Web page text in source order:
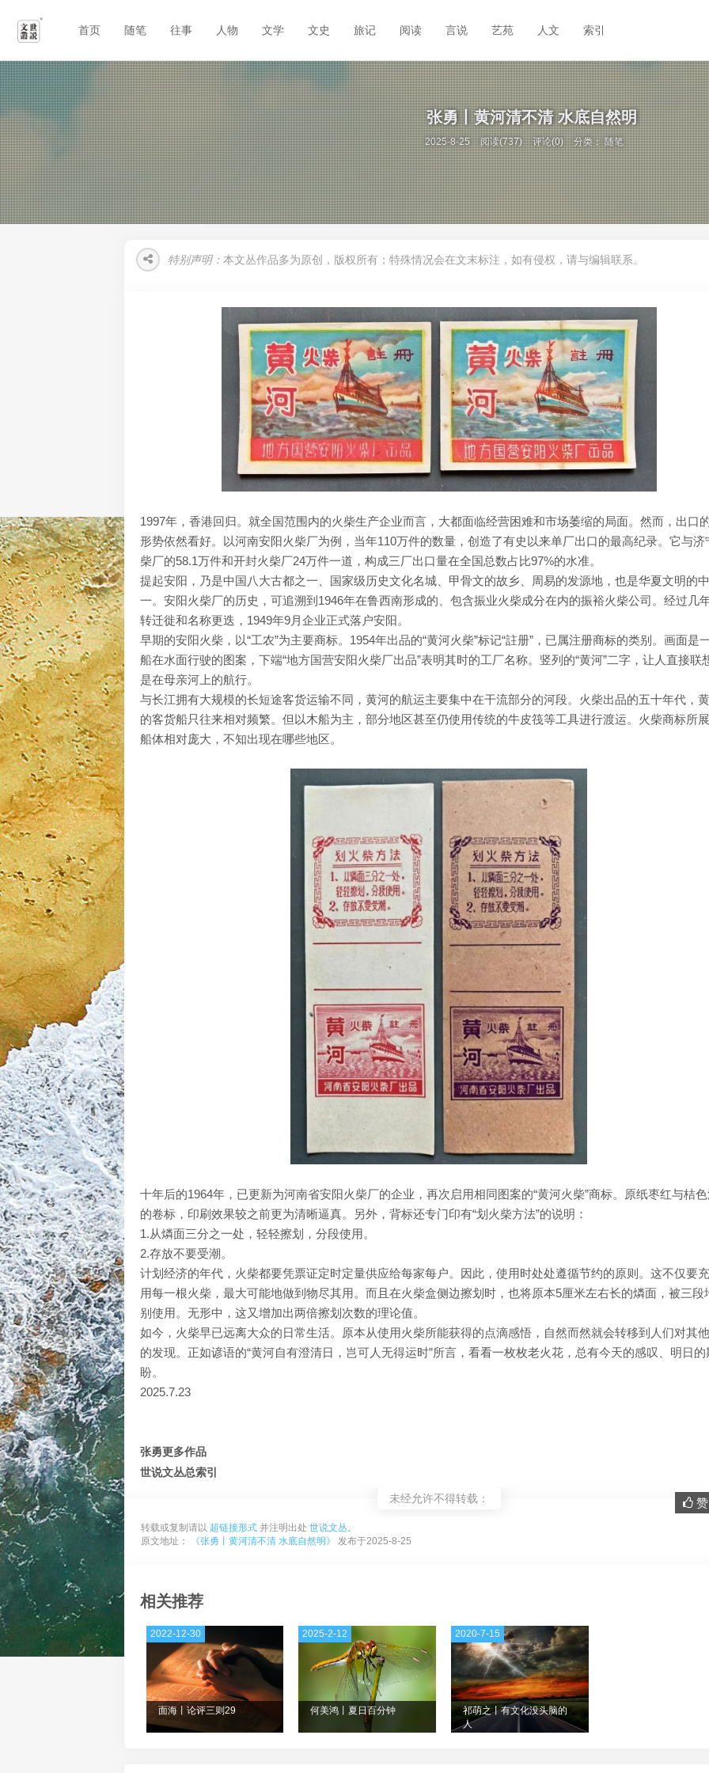
首页 随笔 往事 人物 文学 文史 旅记 阅读 言说 艺苑 人文 索引
张勇丨黄河清不清 水底自然明
2025-8-25 阅读(737) 评论(0) 分类：随笔
特别声明： 本文丛作品多为原创，版权所有；特殊情况会在文末标注，如有侵权，请与编辑联系。
1997年，香港回归。就全国范围内的火柴生产企业而言，大都面临经营困难和市场萎缩的局面。然而，出口
形势依然看好。以河南安阳火柴厂为例，当年110万件的数量，创造了有史以来单厂出口的最高纪录。它与济
柴厂的58.1万件和开封火柴厂24万件一道，构成三厂出口量在全国总数占比97%的水准。
提起安阳，乃是中国八大古都之一、国家级历史文化名城、甲骨文的故乡、周易的发源地，也是华夏文明的
一。安阳火柴厂的历史，可追溯到1946年在鲁西南形成的、包含振业火柴成分在内的振裕火柴公司。经过几
转迁徙和名称更迭，1949年9月企业正式落户安阳。
早期的安阳火柴，以“工农”为主要商标。1954年出品的“黄河火柴”标记“註册”，已属注册商标的类别。画面是
船在水面行驶的图案，下端“地方国营安阳火柴厂出品”表明其时的工厂名称。竖列的“黄河”二字，让人直接联
是在母亲河上的航行。
与长江拥有大规模的长短途客货运输不同，黄河的航运主要集中在干流部分的河段。火柴出品的五十年代，
的客货船只往来相对频繁。但以木船为主，部分地区甚至仍使用传统的牛皮筏等工具进行渡运。火柴商标所
船体相对庞大，不知出现在哪些地区。
十年后的1964年，已更新为河南省安阳火柴厂的企业，再次启用相同图案的“黄河火柴”商标。原纸枣红与桔
的卷标，印刷效果较之前更为清晰逼真。另外，背标还专门印有“划火柴方法”的说明：
1.从燐面三分之一处，轻轻擦划，分段使用。
2.存放不要受潮。
计划经济的年代，火柴都要凭票证定时定量供应给每家每户。因此，使用时处处遵循节约的原则。这不仅要
用每一根火柴，最大可能地做到物尽其用。而且在火柴盒侧边擦划时，也将原本5厘米左右长的燐面，被三段
别使用。无形中，这又增加出两倍擦划次数的理论值。
如今，火柴早已远离大众的日常生活。原本从使用火柴所能获得的点滴感悟，自然而然就会转移到人们对其
的发现。正如谚语的“黄河自有澄清日，岂可人无得运时”所言，看看一枚枚老火花，总有今天的感叹、明日的
盼。
2025.7.23
张勇更多作品
世说文丛总索引
未经允许不得转载：
转载或复制请以 超链接形式 并注明出处 世说文丛。
原文地址：
《张勇丨黄河清不清 水底自然明》 发布于2025-8-25
相关推荐
面海丨论评三则29
2022-12-30
何美鸿丨夏日百分钟
2025-2-12
祁萌之丨有文化没头脑的
人
2020-7-15